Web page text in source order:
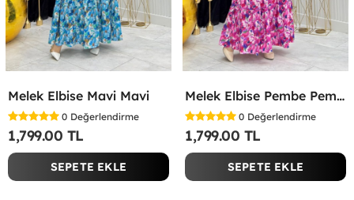
Melek Elbise Mavi Mavi
0 Değerlendirme
1,799.00 TL
SEPETE EKLE
Melek Elbise Pembe Pembe
0 Değerlendirme
1,799.00 TL
SEPETE EKLE